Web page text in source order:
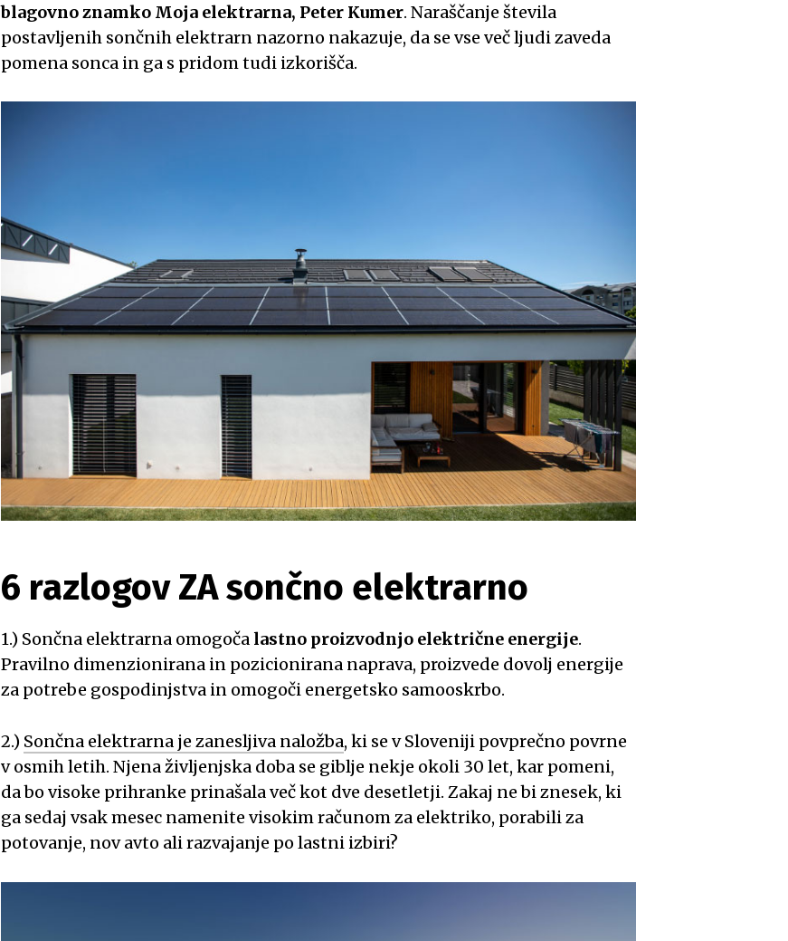
blagovno znamko Moja elektrarna, Peter Kumer. Naraščanje števila
postavljenih sončnih elektrarn nazorno nakazuje, da se vse več ljudi zaveda
pomena sonca in ga s pridom tudi izkorišča.
6 razlogov ZA sončno elektrarno
1.) Sončna elektrarna omogoča lastno proizvodnjo električne energije.
Pravilno dimenzionirana in pozicionirana naprava, proizvede dovolj energije
za potrebe gospodinjstva in omogoči energetsko samooskrbo.
2.) Sončna elektrarna je zanesljiva naložba, ki se v Sloveniji povprečno povrne
v osmih letih. Njena življenjska doba se giblje nekje okoli 30 let, kar pomeni,
da bo visoke prihranke prinašala več kot dve desetletji. Zakaj ne bi znesek, ki
ga sedaj vsak mesec namenite visokim računom za elektriko, porabili za
potovanje, nov avto ali razvajanje po lastni izbiri?